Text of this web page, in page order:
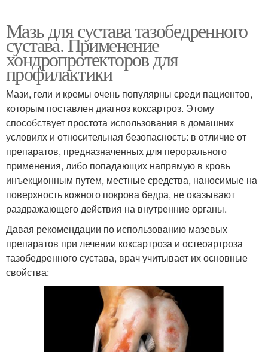
Мазь для сустава тазобедренного
сустава. Применение
хондропротекторов для
профилактики
Мази, гели и кремы очень популярны среди пациентов,
которым поставлен диагноз коксартроз. Этому
способствует простота использования в домашних
условиях и относительная безопасность: в отличие от
препаратов, предназначенных для перорального
применения, либо попадающих напрямую в кровь
инъекционным путем, местные средства, наносимые на
поверхность кожного покрова бедра, не оказывают
раздражающего действия на внутренние органы.
Давая рекомендации по использованию мазевых
препаратов при лечении коксартроза и остеоартроза
тазобедренного сустава, врач учитывает их основные
свойства: